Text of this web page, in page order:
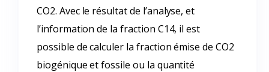
CO2. Avec le résultat de l’analyse, et
l’information de la fraction C14, il est
possible de calculer la fraction émise de CO2
biogénique et fossile ou la quantité